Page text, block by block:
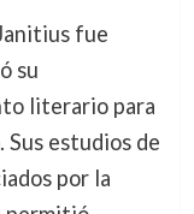
fue
su
literario para
Sus estudios de
por la